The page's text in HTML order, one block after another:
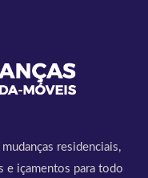
residenciais,
e içamentos para todo